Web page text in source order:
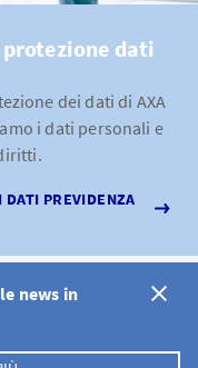
news in
dati
dei dati di AXA
i dati personali e
PREVIDENZA
dei dati
Cookie Policy